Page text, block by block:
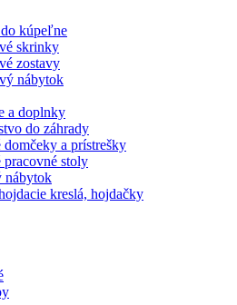
kúpeľne
skrinky
zostavy
nábytok
a doplnky
do záhrady
domčeky a prístrešky
pracovné stoly
nábytok
kreslá, hojdačky